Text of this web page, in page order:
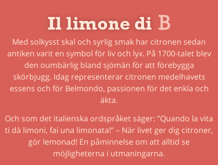
Il limone di
Med solkysst skal och syrlig smak har citronen sedan
antiken varit en symbol för liv och lyx. På 1700-talet blev
den oumbärlig bland sjömän för att förebygga
skörbjugg. Idag representerar citronen medelhavets
essens och för Belmondo, passionen för det enkla och
äkta.
Och som det italienska ordspråket säger: ”Quando la vita
ti dà limoni, fai una limonata!” – När livet ger dig citroner,
gör lemonad! En påminnelse om att alltid se
möjligheterna i utmaningarna.